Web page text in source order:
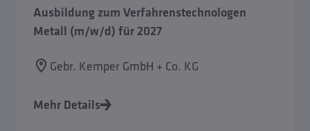
Ausbildung zum Verfahrenstechnologen
Metall (m/w/d) für 2027
Gebr. Kemper GmbH + Co. KG
Mehr Details